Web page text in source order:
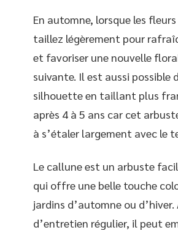
En automne, lorsque les
taillez légèrement pour
et favoriser une nouvelle
suivante. Il est aussi possible
silhouette en taillant plus
après 4 à 5 ans car cet
à s’étaler largement avec le
Le callune est un arbuste
qui offre une belle touche
jardins d’automne ou d’hiver.
d’entretien régulier, il peut